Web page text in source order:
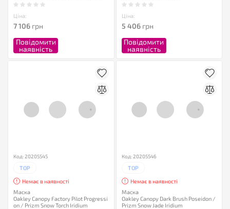
Ціна:
7 106 грн
Повідомити
наявність
Ціна:
5 406грн
Повідомити
наявність
Код: 20205545
TOP
Немає в наявності
Маска
Oakley Canopy Factory Pilot Progressi
on / Prizm Snow Torch Iridium
Код: 20205546
TOP
Немає в наявності
Маска
Oakley Canopy Dark Brush Poseidon /
Prizm Snow Jade Iridium